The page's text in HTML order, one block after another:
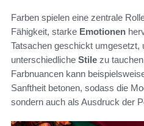
Farben spielen eine zentrale
Fähigkeit, starke Emotionen
Tatsachen geschickt umgesetzt,
unterschiedliche Stile zu
Farbnuancen kann
Sanftheit betonen, sodass die
sondern auch als Ausdruck der